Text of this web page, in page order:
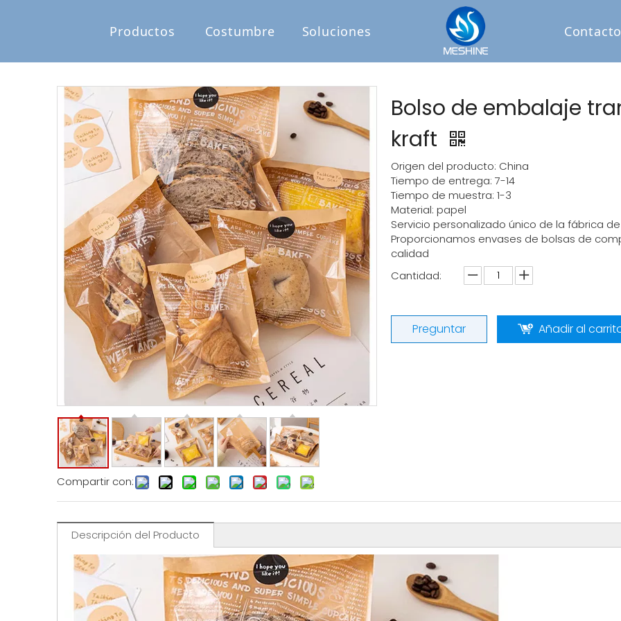
Productos Costumbre Soluciones
Compartir con:
Bolso de embalaje
kraft
Origen del producto: China
Tiempo de entrega: 7-14
Tiempo de muestra: 1-3
Material: papel
Servicio personalizado único de la fábrica
Proporcionamos envases de bolsas de
calidad
Cantidad:
Preguntar Añadir al
Descripción del Producto